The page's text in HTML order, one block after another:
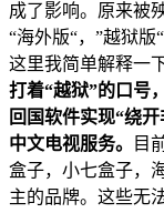
成了影响。原来被
“海外版“，”越狱版
这里我简单解释一下
打着“越狱”的口号
回国软件实现“绕
中文电视服务。
目
盒子，小七盒子，
主的品牌。这些无